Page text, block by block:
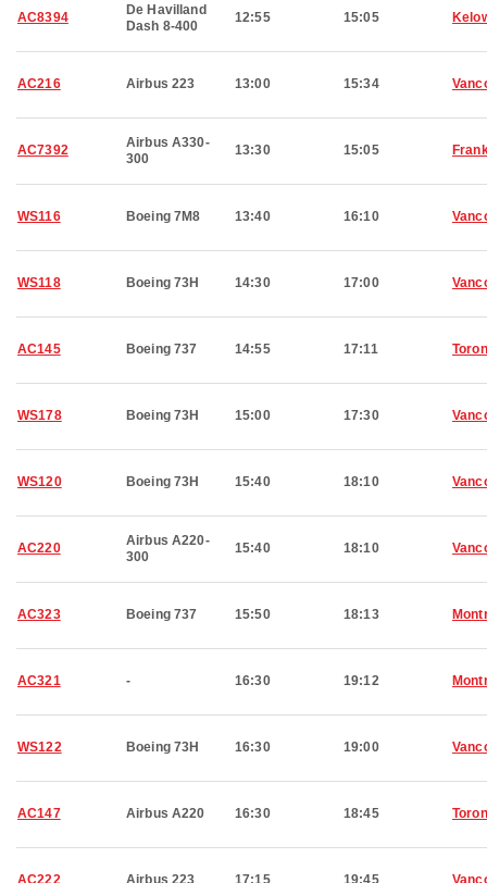
AC8394
De Havilland
Dash 8-400
12:55 15:05
AC216 Airbus 223 13:00 15:34
AC7392
Airbus A330-
300
13:30 15:05
WS116 Boeing 7M8 13:40 16:10
WS118 Boeing 73H 14:30 17:00
AC145 Boeing 737 14:55 17:11
WS178 Boeing 73H 15:00 17:30
WS120 Boeing 73H 15:40 18:10
AC220
Airbus A220-
300
15:40 18:10
AC323 Boeing 737 15:50 18:13
AC321 - 16:30 19:12
WS122 Boeing 73H 16:30 19:00
AC147 Airbus A220 16:30 18:45
AC222 Airbus 223 17:15 19:45